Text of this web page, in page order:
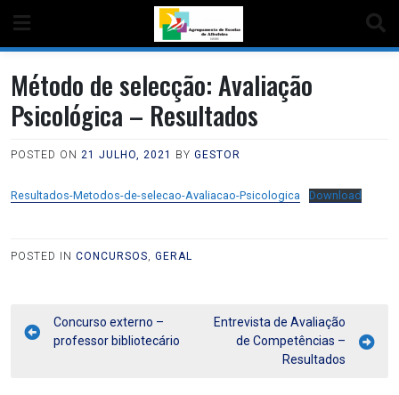
Método de selecção: Avaliação
Psicológica – Resultados
POSTED ON 21 JULHO, 2021 BY GESTOR
Resultados-Metodos-de-selecao-Avaliacao-Psicologica Download
POSTED IN CONCURSOS, GERAL
Concurso externo –
professor bibliotecário
Entrevista de Avaliação
de Competências –
Resultados